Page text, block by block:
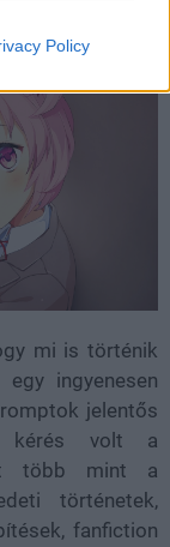
Policy
mi is történik
ingyenesen
jelentős
kérés volt a
több mint a
történetek,
fanfiction